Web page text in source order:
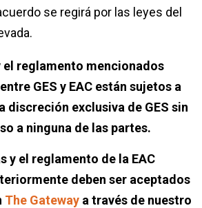
se regirá por las leyes del
el reglamento mencionados
GES y EAC están sujetos a
discreción exclusiva de GES sin
a ninguna de las partes.
y el reglamento de la EAC
deben ser aceptados
The Gatewaya través de nuestro